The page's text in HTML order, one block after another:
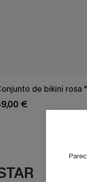
de bikini rosa
€